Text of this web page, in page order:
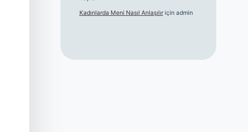
Kadınlarda Meni Nasıl Anlaşılıriçin admin